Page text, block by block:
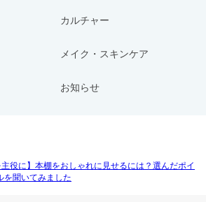
カルチャー
メイク・スキンケア
お知らせ
主役に】本棚をおしゃれに見せるには？選んだポイ
を聞いてみました